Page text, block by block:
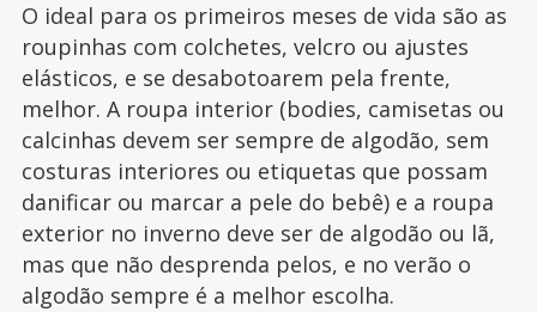
O ideal para os primeiros meses de vida são as
roupinhas com colchetes, velcro ou ajustes
elásticos, e se desabotoarem pela frente,
melhor. A roupa interior (bodies, camisetas ou
calcinhas devem ser sempre de algodão, sem
costuras interiores ou etiquetas que possam
danificar ou marcar a pele do bebê) e a roupa
exterior no inverno deve ser de algodão ou lã,
mas que não desprenda pelos, e no verão o
algodão sempre é a melhor escolha.